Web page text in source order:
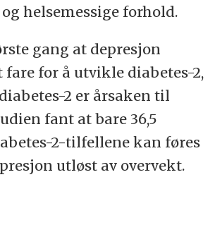
helsemessige forhold.
gang at depresjon
for å utvikle diabetes-2,
2 er årsaken til
fant at bare 36,5
2-tilfellene kan føres
utløst av overvekt.